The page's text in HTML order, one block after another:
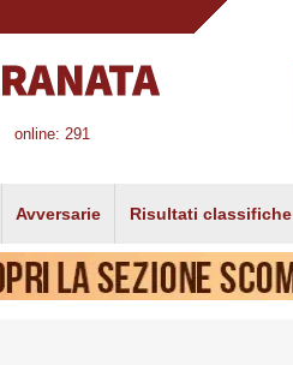
online: 291
Avversarie Risultati classifiche